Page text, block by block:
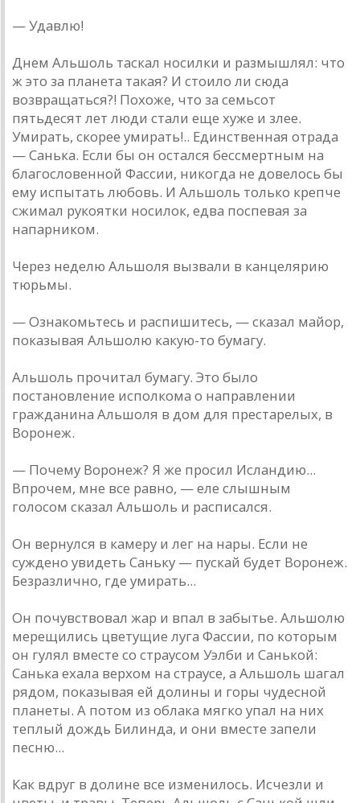
— Удавлю!
Днем Альшоль таскал носилки и размышлял: что
ж это за планета такая? И стоило ли сюда
возвращаться?! Похоже, что за семьсот
пятьдесят лет люди стали еще хуже и злее.
Умирать, скорее умирать!.. Единственная отрада
— Санька. Если бы он остался бессмертным на
благословенной Фассии, никогда не довелось бы
ему испытать любовь. И Альшоль только крепче
сжимал рукоятки носилок, едва поспевая за
напарником.
Через неделю Альшоля вызвали в канцелярию
тюрьмы.
— Ознакомьтесь и распишитесь, — сказал майор,
показывая Альшолю какую-то бумагу.
Альшоль прочитал бумагу. Это было
постановление исполкома о направлении
гражданина Альшоля в дом для престарелых, в
Воронеж.
— Почему Воронеж? Я же просил Исландию...
Впрочем, мне все равно, — еле слышным
голосом сказал Альшоль и расписался.
Он вернулся в камеру и лег на нары. Если не
суждено увидеть Саньку — пускай будет Воронеж.
Безразлично, где умирать...
Он почувствовал жар и впал в забытье. Альшолю
мерещились цветущие луга Фассии, по которым
он гулял вместе со страусом Уэлби и Санькой:
Санька ехала верхом на страусе, а Альшоль шагал
рядом, показывая ей долины и горы чудесной
планеты. А потом из облака мягко упал на них
теплый дождь Билинда, и они вместе запели
песню...
Как вдруг в долине все изменилось. Исчезли и